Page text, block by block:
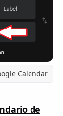
Calendar
de